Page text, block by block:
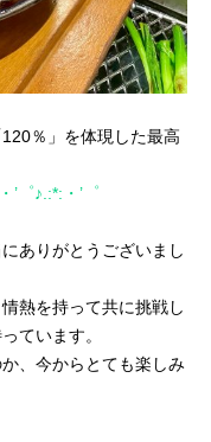
％」を体現した最高
’゜♪.:*:・’゜
ありがとうございまし
熱を持って共に挑戦し
ています。
、今からとても楽しみ